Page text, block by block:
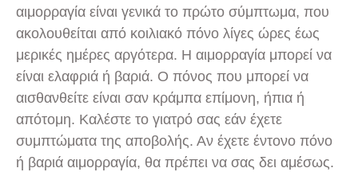
αιμορραγία είναι γενικά το πρώτο σύμπτωμα, που
ακολουθείται από κοιλιακό πόνο λίγες ώρες έως
μερικές ημέρες αργότερα. Η αιμορραγία μπορεί να
είναι ελαφριά ή βαριά. Ο πόνος που μπορεί να
αισθανθείτε είναι σαν κράμπα επίμονη, ήπια ή
απότομη. Καλέστε το γιατρό σας εάν έχετε
συμπτώματα της αποβολής. Αν έχετε έντονο πόνο
ή βαριά αιμορραγία, θα πρέπει να σας δει αμέσως.